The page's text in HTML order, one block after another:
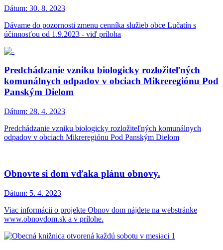
Dátum: 30. 8. 2023
Dávame do pozornosti zmenu cenníka služieb obce Lučatín s
účinnosťou od 1.9.2023 - viď príloha
Predchádzanie vzniku biologicky rozložiteľných
komunálnych odpadov v obciach Mikreregiónu Pod
Panským Dielom
Dátum: 28. 4. 2023
Predchádzanie vzniku biologicky rozložiteľných komunálnych
odpadov v obciach Mikreregiónu Pod Panským Dielom
Obnovte si dom vďaka plánu obnovy.
Dátum: 5. 4. 2023
Viac informácii o projekte Obnov dom nájdete na webstránke
www.obnovdom.sk a v prílohe.